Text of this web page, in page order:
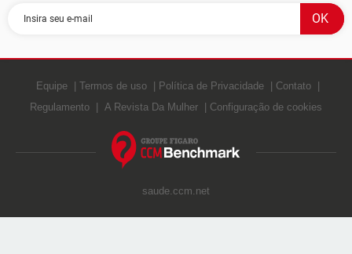
Equipe Termos de uso Política de Privacidade
Contato
Regulamento
A Revista Da Mulher Configuração de cookies
saude.ccm.net